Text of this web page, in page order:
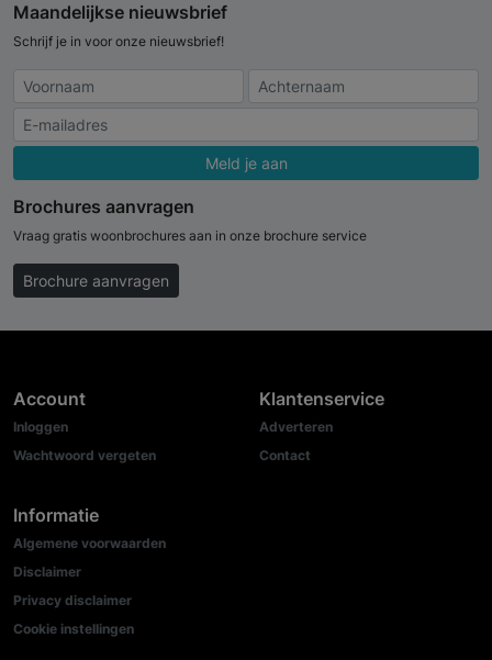
Maandelijkse nieuwsbrief
Schrijf je in voor onze nieuwsbrief!
Meld je aan
Brochures aanvragen
Vraag gratis woonbrochures aan in onze brochure service
Brochure aanvragen
Account
Inloggen
Wachtwoord vergeten
Informatie
Algemene voorwaarden
Disclaimer
Privacy disclaimer
Cookie instellingen
Klantenservice
Adverteren
Contact